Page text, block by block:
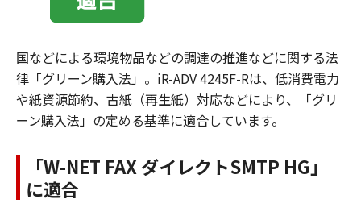
国などによる環境物品などの調達の推進などに関する法
律「グリーン購入法」。iR-ADV 4245F-Rは、低消費電力
や紙資源節約、古紙（再生紙）対応などにより、「グリ
ーン購入法」の定める基準に適合しています。
「W-NET FAX ダイレクトSMTP HG」
に適合